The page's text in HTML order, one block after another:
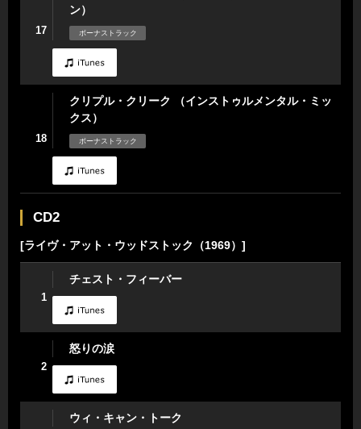
17
ン）
ボーナストラック
18
クリプル・クリーク （インストゥルメンタル・ミッ
クス）
ボーナストラック
CD2
[ライヴ・アット・ウッドストック（1969）]
1
チェスト・フィーバー
2
怒りの涙
ウィ・キャン・トーク